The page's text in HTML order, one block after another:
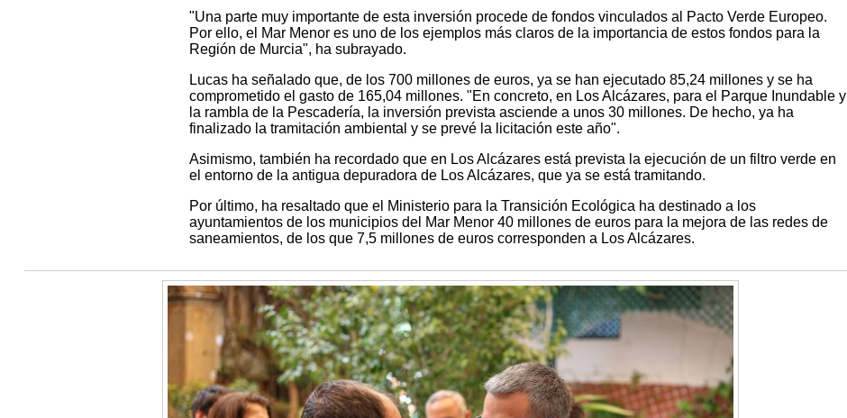
"Una parte muy importante de esta inversión procede de fondos vinculados al Pacto Verde Europeo.
Por ello, el Mar Menor es uno de los ejemplos más claros de la importancia de estos fondos para la
Región de Murcia", ha subrayado.
Lucas ha señalado que, de los 700 millones de euros, ya se han ejecutado 85,24 millones y se ha
comprometido el gasto de 165,04 millones. "En concreto, en Los Alcázares, para el Parque Inundable y
la rambla de la Pescadería, la inversión prevista asciende a unos 30 millones. De hecho, ya ha
finalizado la tramitación ambiental y se prevé la licitación este año".
Asimismo, también ha recordado que en Los Alcázares está prevista la ejecución de un filtro verde en
el entorno de la antigua depuradora de Los Alcázares, que ya se está tramitando.
Por último, ha resaltado que el Ministerio para la Transición Ecológica ha destinado a los
ayuntamientos de los municipios del Mar Menor 40 millones de euros para la mejora de las redes de
saneamientos, de los que 7,5 millones de euros corresponden a Los Alcázares.